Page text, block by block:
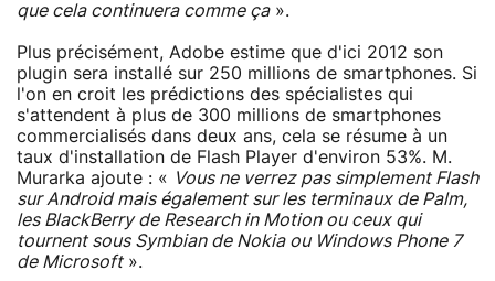
que cela continuera comme ça».
Plus précisément, Adobe estime que d'ici 2012 son
plugin sera installé sur 250 millions de smartphones. Si
l'on en croit les prédictions des spécialistes qui
s'attendent à plus de 300 millions de smartphones
commercialisés dans deux ans, cela se résume à un
taux d'installation de Flash Player d'environ 53%. M.
Murarka ajoute : « Vous ne verrez pas simplement Flash
sur Android mais également sur les terminaux de Palm,
les BlackBerry de Research in Motion ou ceux qui
tournent sous Symbian de Nokia ou Windows Phone 7
de Microsoft».